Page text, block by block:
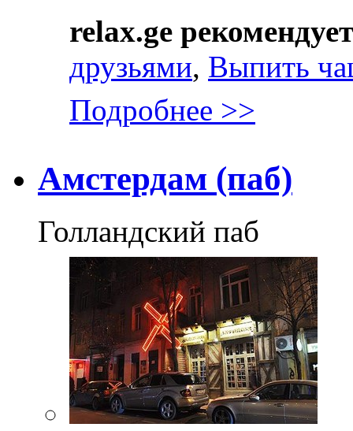
relax.ge рекомендует
друзьями, Выпить
Подробнее >>
Амстердам (паб)
Голландский паб